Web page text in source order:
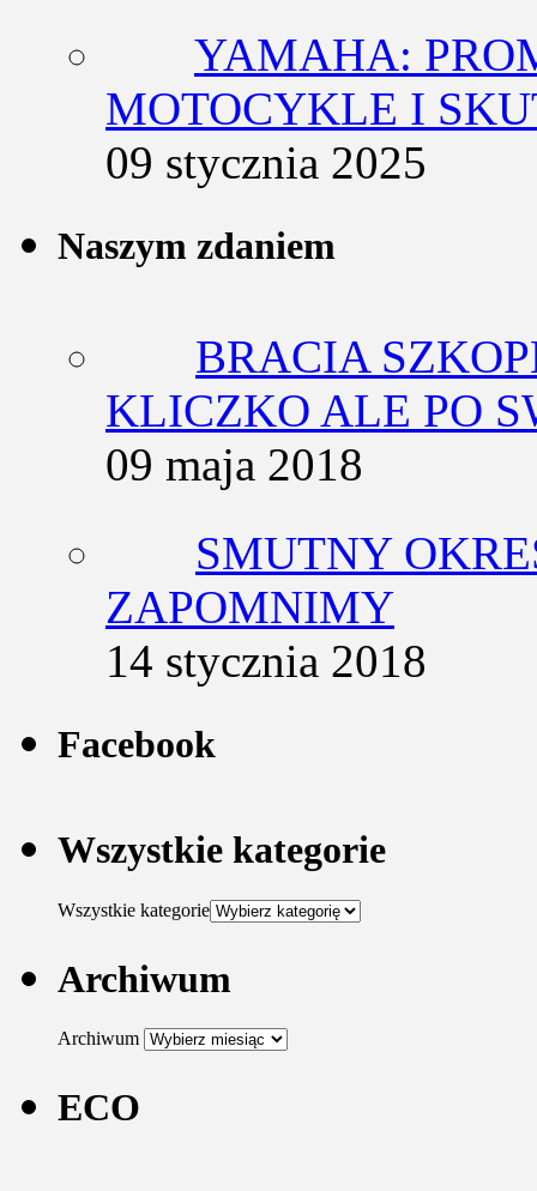
YAMAHA:
MOTOCYKLE I
09 stycznia 2025
Naszym zdaniem
BRACIA
KLICZKO ALE PO
09 maja 2018
SMUTNY
ZAPOMNIMY
14 stycznia 2018
Facebook
Wszystkie kategorie
Wszystkie kategorie
Archiwum
Archiwum
ECO